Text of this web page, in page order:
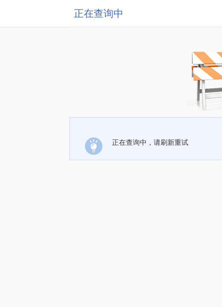
正在查询中
正在查询中，请刷新重试